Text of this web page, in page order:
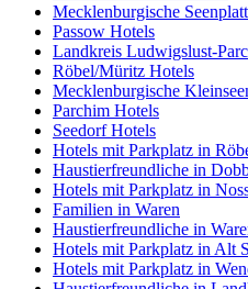
Mecklenburgische
Passow Hotels
Landkreis Ludwigslust-
Röbel/Müritz Hotels
Mecklenburgische
Parchim Hotels
Seedorf Hotels
Hotels mit Parkplatz in
Haustierfreundliche in
Hotels mit Parkplatz in
Familien in Waren
Haustierfreundliche in
Hotels mit Parkplatz in Alt
Hotels mit Parkplatz in